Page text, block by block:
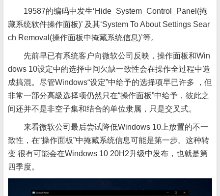
19587的编码中发生‘Hide_System_Control_Panel(掩
藏系统软件操作面板)’ 及其‘System To About Settings Sear
ch Removal(操作面板中掩藏系统信息)’等。
先前早已有系统客户向微软公司反映，操作面板和Win
dows 10设定中的选择中间欠缺一致性会在操作全过程中造
成搞混。尽管Windows“设定”中给予的选择项早已许多 ，但
非常一部分高級选择项仍然只在“操作面板”中给予，彼此之
间还并不是非空子集和结合的单位隶属，只是交叉式。
来看微软公司最后尝试降低Windows 10上放置的不一
致性，在“操作面板”中掩藏系统信息可能是第一步。这种转
变 很有可能会在Windows 10 20H2升级中发布，也就是第
四季度。